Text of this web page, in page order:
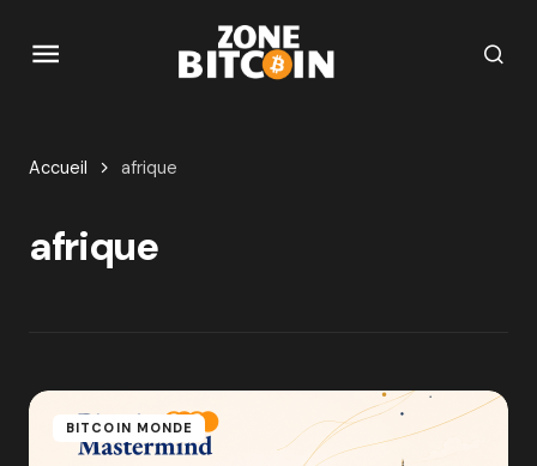
Accueil afrique
afrique
BITCOIN MONDE